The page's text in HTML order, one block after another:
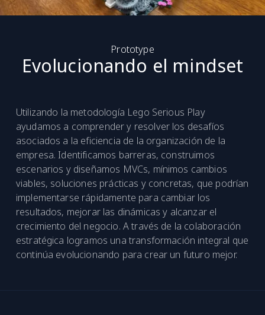
Prototype
Evolucionando el mindset
Utilizando la metodología Lego Serious Play
ayudamos a comprender y resolver los desafíos
asociados a la eficiencia de la organización de la
empresa. Identificamos barreras, construimos
escenarios y diseñamos MVCs, mínimos cambios
viables, soluciones prácticas y concretas, que podrían
implementarse rápidamente para cambiar los
resultados, mejorar las dinámicas y alcanzar el
crecimiento del negocio. A través de la colaboración
estratégica logramos una transformación integral que
continúa evolucionando para crear un futuro mejor.